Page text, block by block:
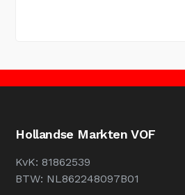
Hollandse Markten VOF
KvK: 81862539
BTW: NL862248097B01